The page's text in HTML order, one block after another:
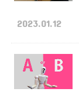
2023.01.12